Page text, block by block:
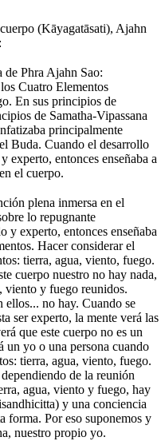
(Kāyagatāsati), Ajahn
de Phra Ajahn Sao:
Cuatro Elementos
En sus principios de
de Samatha-Vipassana
principalmente
Buda. Cuando el desarrollo
experto, entonces enseñaba a
el cuerpo.
plena inmersa en el
lo repugnante
y experto, entonces enseñaba
Hacer considerar el
tierra, agua, viento, fuego.
cuerpo nuestro no hay nada,
viento y fuego reunidos.
ellos... no hay. Cuando se
ser experto, la mente verá las
que este cuerpo no es un
un yo o una persona cuando
tierra, agua, viento, fuego.
de la reunión
agua, viento y fuego, hay
y una conciencia
forma. Por eso suponemos y
nuestro propio yo.